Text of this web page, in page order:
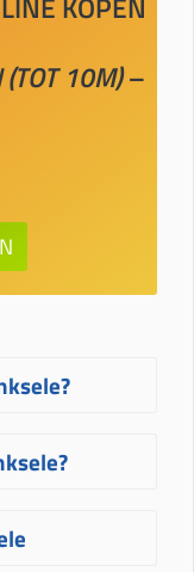
(TOT 10M) –
het best
uw
zijn
Winksele
het